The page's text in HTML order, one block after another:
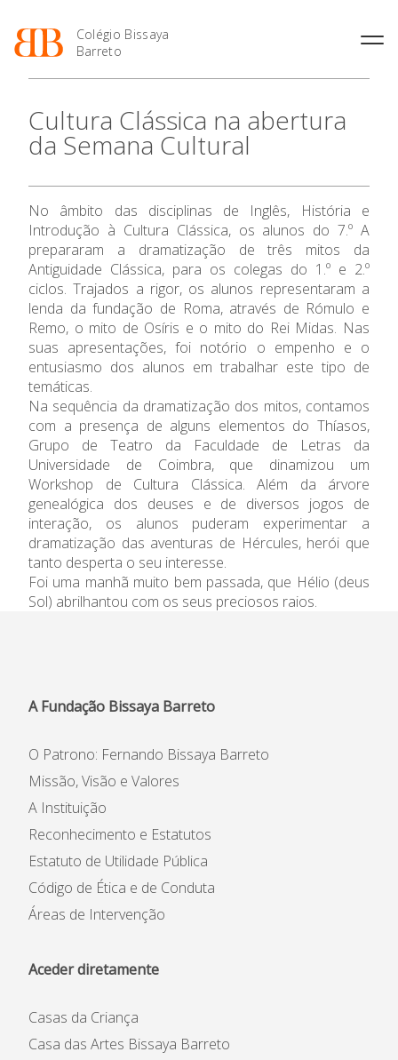
Colégio Bissaya
Barreto
O Colégio
Projeto Educativo
Organização
Colaboradores Não
Docentes
Instalações
Ofertas de emprego
Regulamentos
Jornal “O Coreto”
Privacidade
Oferta Formativa
Enriquecimento Curricular
Oferta Curricular
Sala de Estudo
Atividades de Interrupção
Letiva
Academia de LínguasEnsino Profissional
Profissionais
Matrículas
Termalismo
Curso de Técnico/a de Apoio
à Família e à Comunidade
Ofertas de Emprego
Ano Letivo
2027
Calendários
de Educação
SIGE
Secretariado de Exames
Informações
APEE
Notícias
Cultura Clássica na abertura
da Semana Cultural
No âmbito das disciplinas de Inglês, História e
Introdução à Cultura Clássica, os alunos do 7.º A
prepararam a dramatização de três mitos da
Antiguidade Clássica, para os colegas do 1.º e 2.º
ciclos. Trajados a rigor, os alunos representaram a
lenda da fundação de Roma, através de Rómulo e
Remo, o mito de Osíris e o mito do Rei Midas. Nas
suas apresentações, foi notório o empenho e o
entusiasmo dos alunos em trabalhar este tipo de
temáticas.
Na sequência da dramatização dos mitos, contamos
com a presença de alguns elementos do Thíasos,
Grupo de Teatro da Faculdade de Letras da
Universidade de Coimbra, que dinamizou um
Workshop de Cultura Clássica. Além da árvore
genealógica dos deuses e de diversos jogos de
interação, os alunos puderam experimentar a
dramatização das aventuras de Hércules, herói que
tanto desperta o seu interesse.
Foi uma manhã muito bem passada, que Hélio (deus
Sol) abrilhantou com os seus preciosos raios.
A Fundação Bissaya Barreto
O Patrono: Fernando Bissaya Barreto
Missão, Visão e Valores
A Instituição
Reconhecimento e Estatutos
Estatuto de Utilidade Pública
Código de Ética e de Conduta
Áreas de Intervenção
Aceder diretamente
Casas da Criança
Casa das Artes Bissaya Barreto